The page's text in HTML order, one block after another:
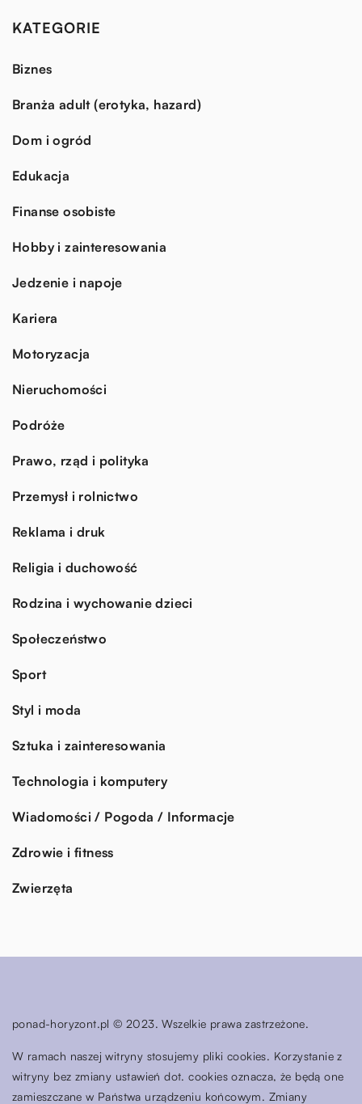
KATEGORIE
Biznes
Branża adult (erotyka, hazard)
Dom i ogród
Edukacja
Finanse osobiste
Hobby i zainteresowania
Jedzenie i napoje
Kariera
Motoryzacja
Nieruchomości
Podróże
Prawo, rząd i polityka
Przemysł i rolnictwo
Reklama i druk
Religia i duchowość
Rodzina i wychowanie dzieci
Społeczeństwo
Sport
Styl i moda
Sztuka i zainteresowania
Technologia i komputery
Wiadomości / Pogoda / Informacje
Zdrowie i fitness
Zwierzęta
ponad-horyzont.pl © 2023. Wszelkie prawa zastrzeżone.
W ramach naszej witryny stosujemy pliki cookies. Korzystanie z
witryny bez zmiany ustawień dot. cookies oznacza, że będą one
zamieszczane w Państwa urządzeniu końcowym. Zmiany